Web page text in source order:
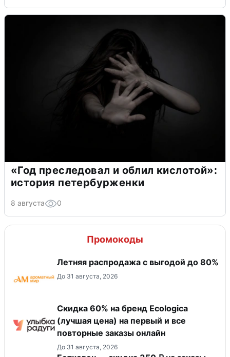
«Год преследовал и облил кислотой»:
история петербурженки
8 августа 0
Промокоды
Летняя распродажа с выгодой до 80%
До 31 августа, 2026
Скидка 60% на бренд Ecologica
(лучшая цена) на первый и все
повторные заказы онлайн
До 31 августа, 2026